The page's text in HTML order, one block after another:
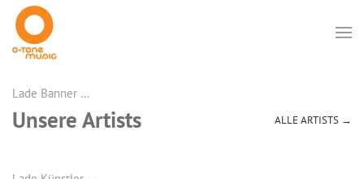
Lade Banner …
Unsere Artists ALLE ARTISTS →